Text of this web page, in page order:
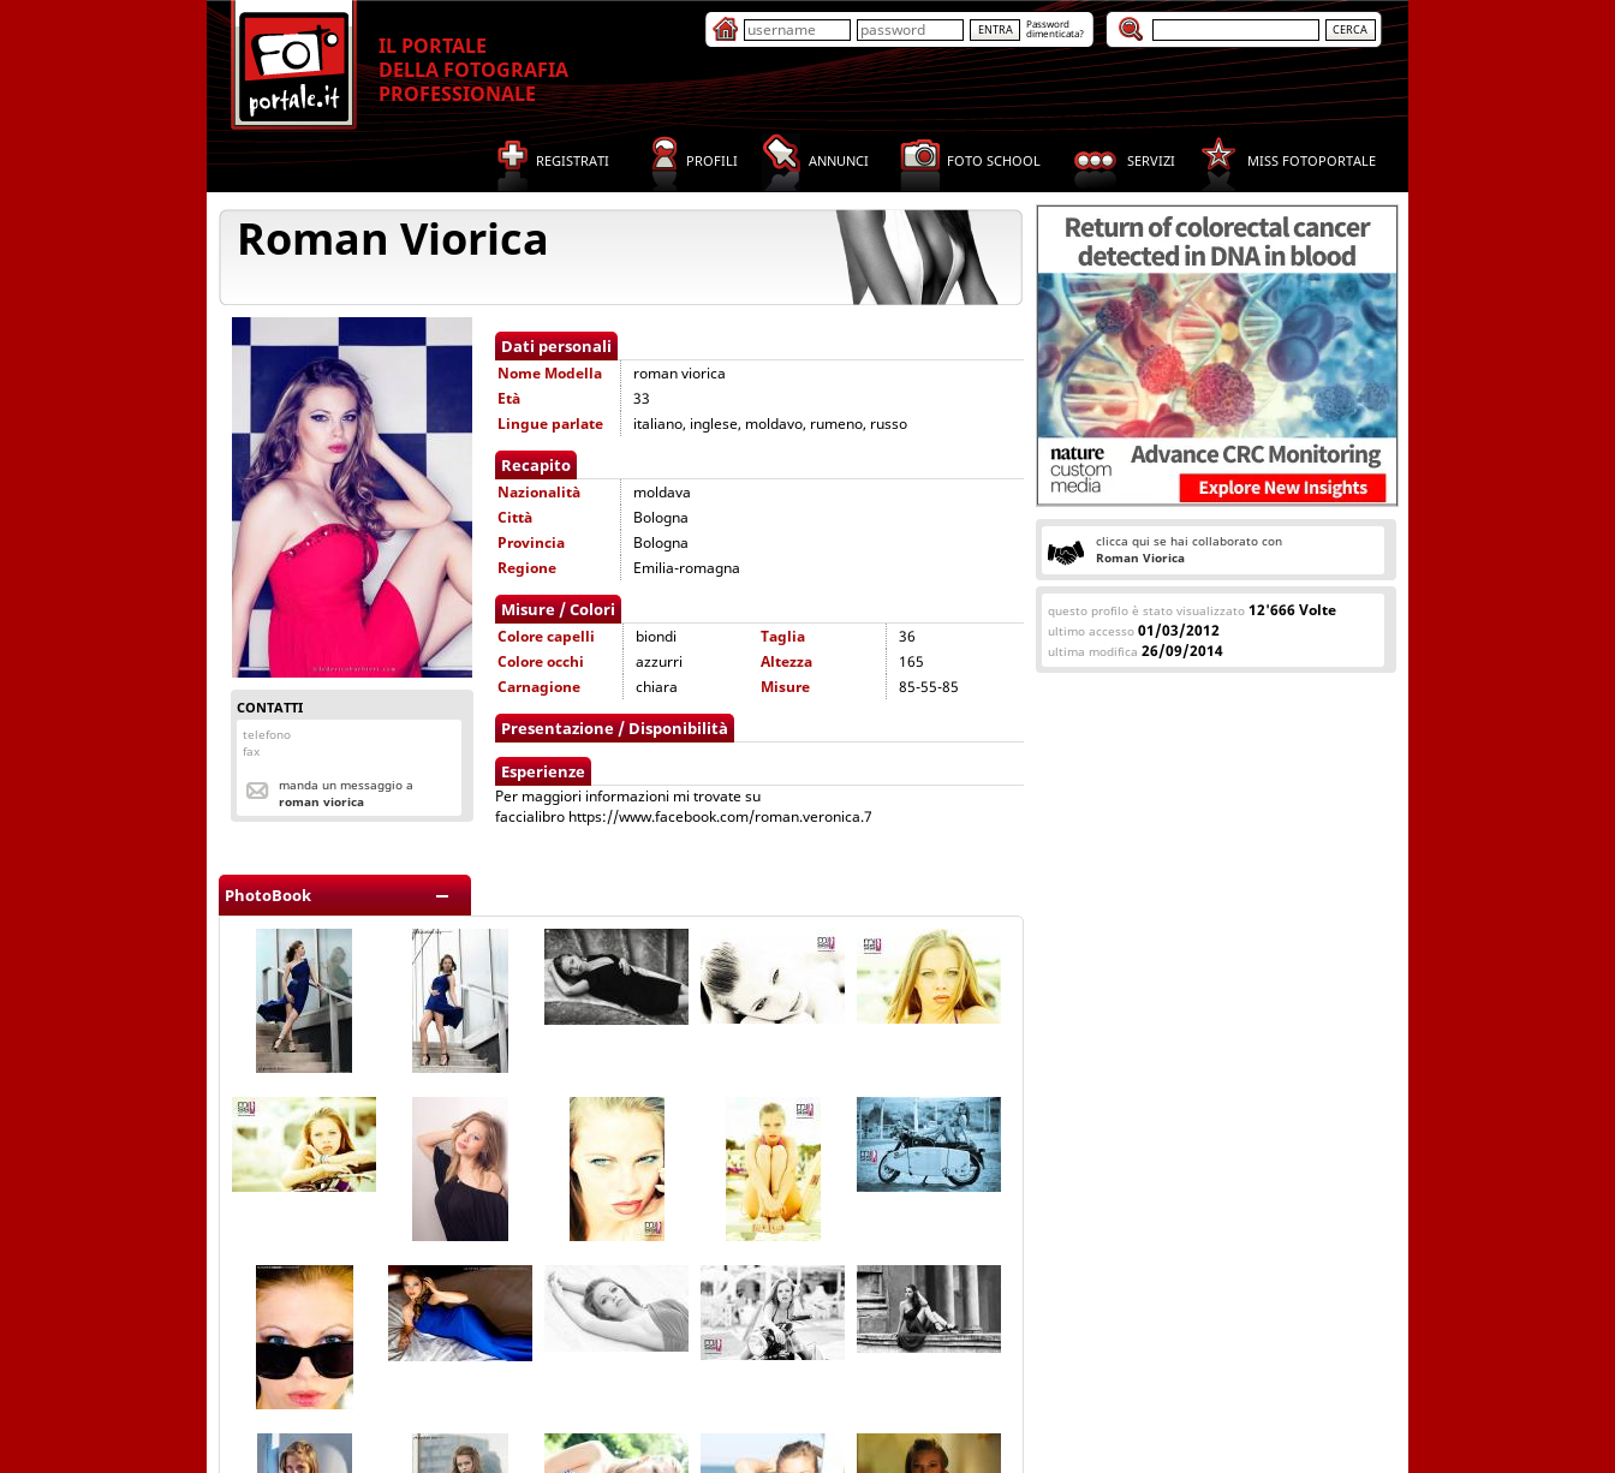
IL PORTALE
DELLA FOTOGRAFIA
PROFESSIONALE
Password
dimenticata?
REGISTRATI PROFILI ANNUNCI FOTO SCHOOL SERVIZI MISS FOTOPORTALE
Roman Viorica
CONTATTI
telefono
fax
manda un messaggio a
roman viorica
Dati personali
Nome Modella
roman viorica
Età
33
Lingue parlate
italiano, inglese, moldavo, rumeno, russo
Recapito
Nazionalità
moldava
Città
Bologna
Provincia
Bologna
Regione
Emilia-romagna
Misure / Colori
Colore capelli biondi Taglia
36
Colore occhi
azzurri Altezza
165
Carnagione
chiara Misure 85-55-85
Presentazione / Disponibilità
Esperienze
Per maggiori informazioni mi trovate su
faccialibro https://www.facebook.com/roman.veronica.7
PhotoBook
clicca qui se hai collaborato con
Roman Viorica
questo profilo è stato visualizzato 12'666 Volte
ultimo accesso 01/03/2012
ultima modifica 26/09/2014